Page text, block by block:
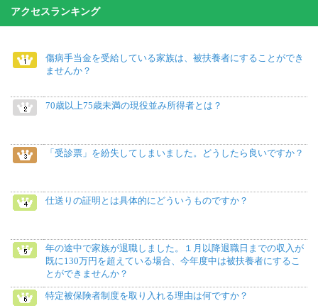
アクセスランキング
傷病手当金を受給している家族は、被扶養者にすることができ
ませんか？
70歳以上75歳未満の現役並み所得者とは？
「受診票」を紛失してしまいました。どうしたら良いですか？
仕送りの証明とは具体的にどういうものですか？
年の途中で家族が退職しました。１月以降退職日までの収入が
既に130万円を超えている場合、今年度中は被扶養者にするこ
とができませんか？
特定被保険者制度を取り入れる理由は何ですか？